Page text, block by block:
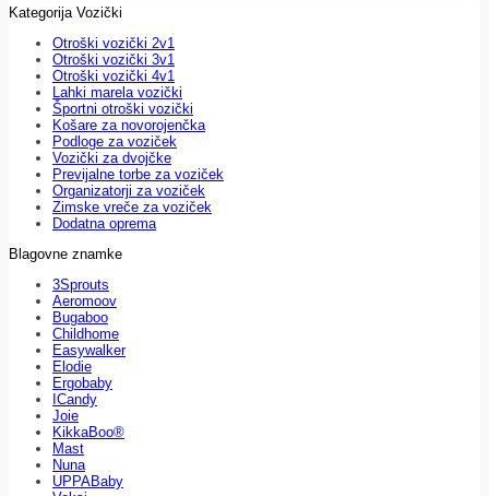
Kategorija Vozički
Otroški vozički 2v1
Otroški vozički 3v1
Otroški vozički 4v1
Lahki marela vozički
Športni otroški vozički
Košare za novorojenčka
Podloge za voziček
Vozički za dvojčke
Previjalne torbe za voziček
Organizatorji za voziček
Zimske vreče za voziček
Dodatna oprema
Blagovne znamke
3Sprouts
Aeromoov
Bugaboo
Childhome
Easywalker
Elodie
Ergobaby
ICandy
Joie
KikkaBoo®
Mast
Nuna
UPPABaby